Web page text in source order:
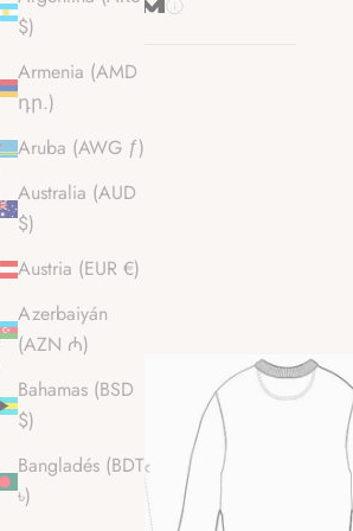
$)
Armenia (AMD
դր.)
Aruba (AWG ƒ)
Australia (AUD
$)
Austria (EUR €)
Azerbaiyán
(AZN ₼)
Bahamas (BSD
$)
Bangladés (BDT
৳)
paying with
sudaderas